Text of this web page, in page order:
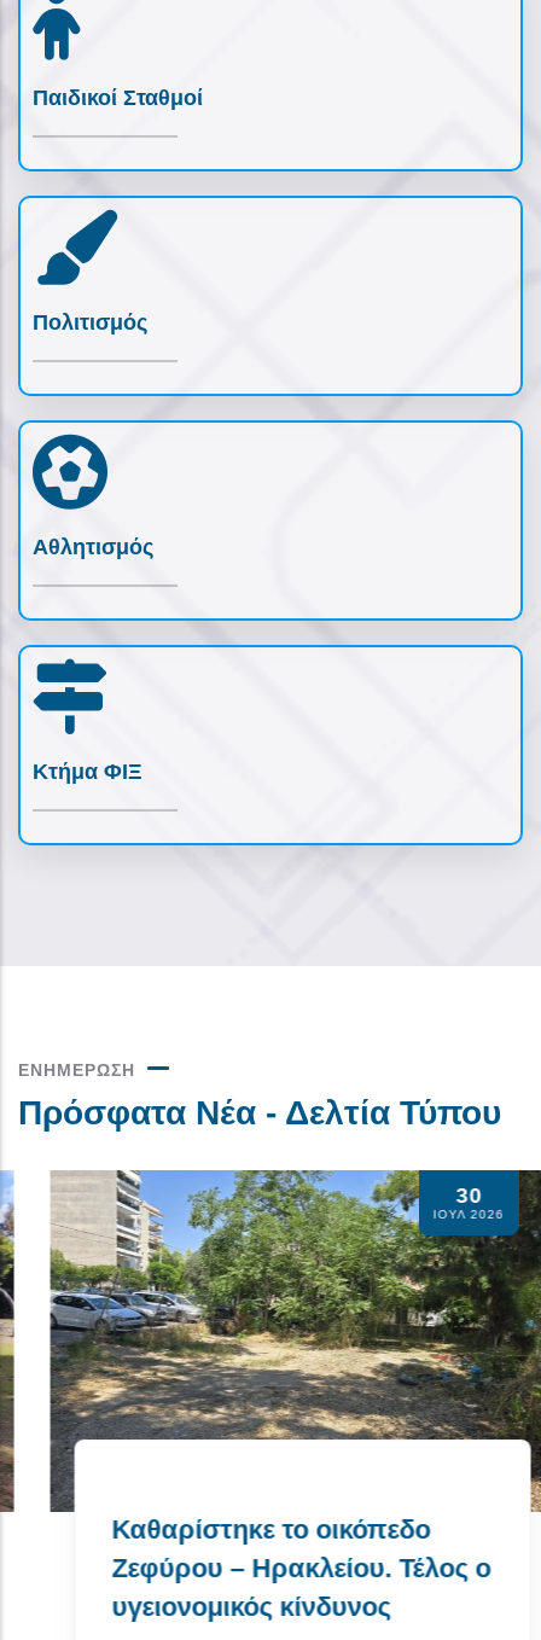
Παιδικοί Σταθμοί
Πολιτισμός
Αθλητισμός
Κτήμα ΦΙΞ
ΕΝΗΜΕΡΩΣΗ
Πρόσφατα Νέα - Δελτία Τύπου
ΙΟΥΛ 2026
Καθαρίστηκε το οικόπεδο
Ζεφύρου – Ηρακλείου. Τέλος ο
υγειονομικός κίνδυνος